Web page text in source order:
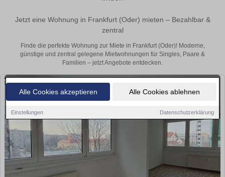
Alle Cookies akzeptieren Alle Cookies ablehnen
Einstellungen Datenschutzerklärung
Jetzt eine Wohnung in Frankfurt (Oder) mieten – Bezahlbar &
zentral
Finde die perfekte Wohnung zur Miete in Frankfurt (Oder)! Moderne,
günstige und zentral gelegene Mietwohnungen für Singles, Paare &
Familien – jetzt Angebote entdecken.